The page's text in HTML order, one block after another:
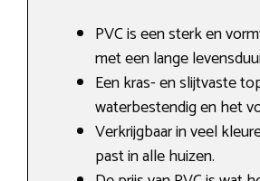
PVC is een sterk en
met een lange
Een kras- en slijtvaste
waterbestendig en het
Verkrijgbaar in veel
past in alle huizen.